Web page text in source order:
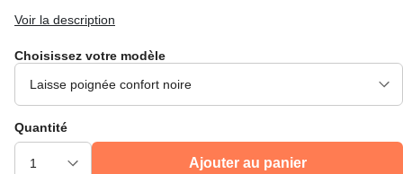
Voir la description
Choisissez votre modèle
Quantité
Ajouter au panier